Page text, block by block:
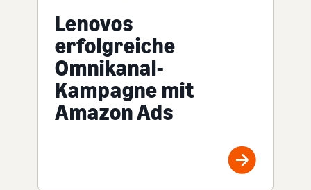
Lenovos
erfolgreiche
Omnikanal-
Kampagne mit
Amazon Ads